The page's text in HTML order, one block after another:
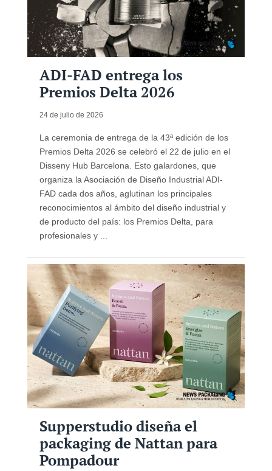
ADI-FAD entrega los
Premios Delta 2026
24 de julio de 2026
La ceremonia de entrega de la 43ª edición de los
Premios Delta 2026 se celebró el 22 de julio en el
Disseny Hub Barcelona. Esto galardones, que
organiza la Asociación de Diseño Industrial ADI-
FAD cada dos años, aglutinan los principales
reconocimientos al ámbito del diseño industrial y
de producto del país: los Premios Delta, para
profesionales y ...
Supperstudio diseña el
packaging de Nattan para
Pompadour